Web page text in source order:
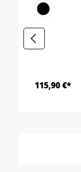
115,90 €*